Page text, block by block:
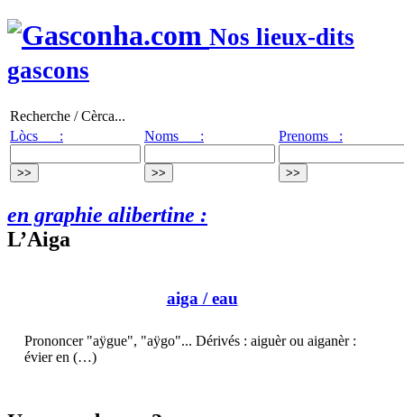
Nos lieux-dits
gascons
Recherche / Cèrca...
Lòcs :
Noms : Prenoms :
en graphie alibertine :
L’Aiga
aiga/ eau
Prononcer "aÿgue", "aÿgo"... Dérivés : aiguèr ou aiganèr :
évier en (…)